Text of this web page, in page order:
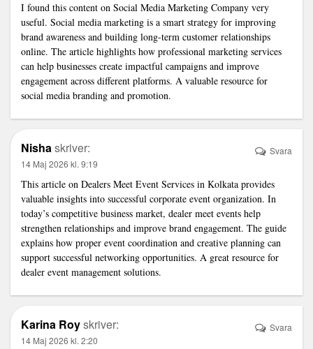
I found this content on Social Media Marketing Company very
useful. Social media marketing is a smart strategy for improving
brand awareness and building long-term customer relationships
online. The article highlights how professional marketing services
can help businesses create impactful campaigns and improve
engagement across different platforms. A valuable resource for
social media branding and promotion.
Nishaskriver:
14 Maj 2026 kl. 9:19
This article on Dealers Meet Event Services in Kolkata provides
valuable insights into successful corporate event organization. In
today’s competitive business market, dealer meet events help
strengthen relationships and improve brand engagement. The guide
explains how proper event coordination and creative planning can
support successful networking opportunities. A great resource for
dealer event management solutions.
Svara
Karina Royskriver:
14 Maj 2026 kl. 2:20
Svara